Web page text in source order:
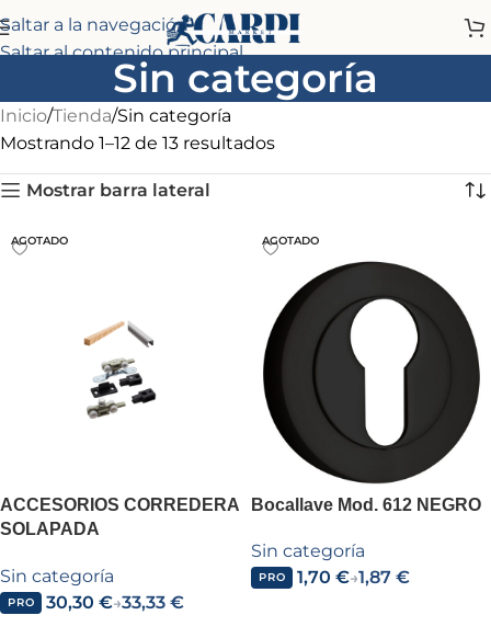
Saltar a la navegación
Saltar al contenido principal
Sin categoría
Inicio Tienda Sin categoría
Mostrando 1–12 de 13 resultados
Mostrar barra lateral
AGOTADO
ACCESORIOS CORREDERA
SOLAPADA
ERIA)
Sin categoría
PRO 30,30€→33,33€
AGOTADO
Bocallave Mod. 612 NEGRO
Sin categoría
PRO 1,70€→1,87€